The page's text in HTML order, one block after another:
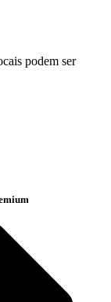
podem ser